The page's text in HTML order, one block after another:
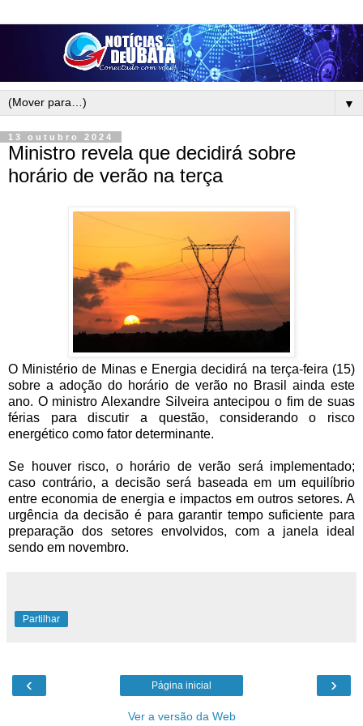
▼
13 outubro 2024
Ministro revela que decidirá sobre
horário de verão na terça
O Ministério de Minas e Energia decidirá na terça-feira (15)
sobre a adoção do horário de verão no Brasil ainda este
ano. O ministro Alexandre Silveira antecipou o fim de suas
férias para discutir a questão, considerando o risco
energético como fator determinante.
Se houver risco, o horário de verão será implementado;
caso contrário, a decisão será baseada em um equilíbrio
entre economia de energia e impactos em outros setores. A
urgência da decisão é para garantir tempo suficiente para
preparação dos setores envolvidos, com a janela ideal
sendo em novembro.
Partilhar
‹ ›
Página inicial
Ver a versão da Web